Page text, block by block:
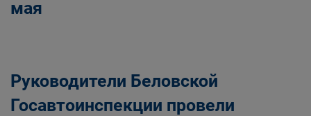
мая
Руководители Беловской
Госавтоинспекции провели